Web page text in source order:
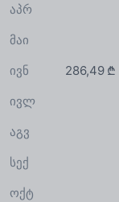
აპრ
მაი
286,49 ₾
ივნ
ივლ
აგვ
სექ
ოქტ